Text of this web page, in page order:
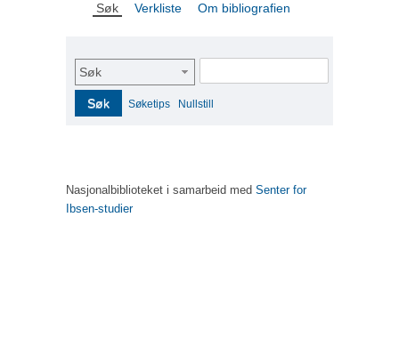
Søk Verkliste Om bibliografien
Søk
Søk Søketips Nullstill
Nasjonalbiblioteket i samarbeid med Senter for
Ibsen-studier